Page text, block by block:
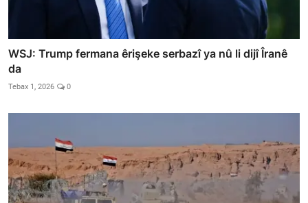
WSJ: Trump fermana êrişeke serbazî ya nû li dijî Îranê
da
Tebax 1, 2026 0